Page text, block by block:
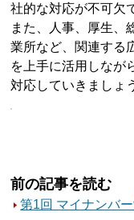
社的な対応が不可欠
また、人事、厚生、
業所など、関連する
を上手に活用しなが
対応していきましょ
前の記事を読む
第1回 マイナンバ